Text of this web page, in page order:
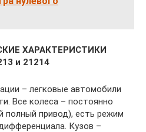
ХАРАКТЕРИСТИКИ
и 21214
– легковые автомобили
Все колеса – постоянно
привод), есть режим
Кузов –